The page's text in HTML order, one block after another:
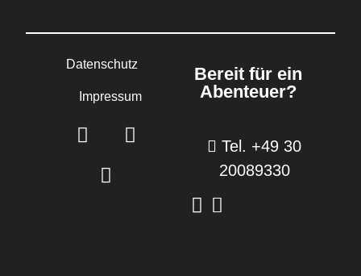
Datenschutz
Impressum
Bereit für ein
Abenteuer?
Tel. +49 30
20089330